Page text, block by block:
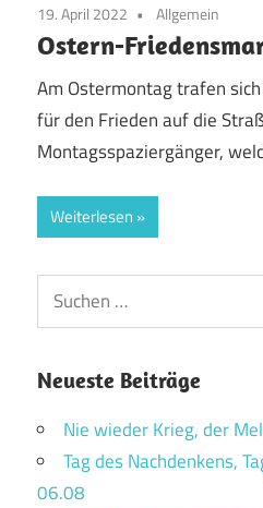
19. April 2022 Allgemein
Ostern-
Am Ostermontag trafen
für den Frieden auf die
Montagsspaziergänger,
Weiterlesen
Suchen
nach:
Neueste Beiträge
Nie wieder Krieg, der
Tag des Nachdenkens,
06.08